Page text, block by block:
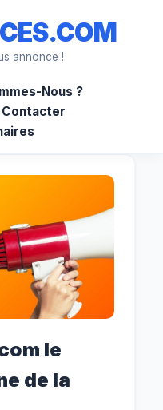
annonce !
Nous ?
Contacter
le
de la